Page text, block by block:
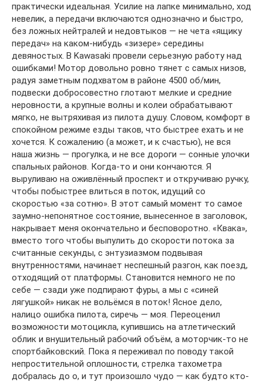
практически идеальная. Усилие на лапке минимально, ход
невелик, а передачи включаются однозначно и быстро,
без ложных нейтралей и недовтыков — не чета «ящику
передач» на каком-нибудь «зизере» середины
девяностых. В Kawasaki провели серьезную работу над
ошибками! Мотор довольно ровно тянет с самых низов,
радуя заметным подхватом в районе 4500 об/мин,
подвески добросовестно глотают мелкие и средние
неровности, а крупные волны и колеи обрабатывают
мягко, не вытряхивая из пилота душу. Словом, комфорт в
спокойном режиме езды таков, что быстрее ехать и не
хочется. К сожалению (а может, и к счастью), не вся
наша жизнь — прогулка, и не все дороги — сонные улочки
спальных районов. Когда-то и они кончаются. Я
выруливаю на оживлённый проспект и откручиваю ручку,
чтобы побыстрее влиться в поток, идущий со
скоростью «за сотню». В этот самый момент то самое
заумно-непонятное состояние, вынесенное в заголовок,
накрывает меня окончательно и бесповоротно. «Квака»,
вместо того чтобы выпулить до скорости потока за
считанные секунды, с энтузиазмом подвывая
внутренностями, начинает неспешный разгон, как поезд,
отходящий от платформы. Становится немного не по
себе — сзади уже подпирают фуры, а мы с «синей
лягушкой» никак не вольёмся в поток! Ясное дело,
налицо ошибка пилота, сиречь — моя. Переоценил
возможности мотоцикла, купившись на атлетический
облик и внушительный рабочий объём, а моторчик-то не
спортбайковский. Пока я переживал по поводу такой
непростительной оплошности, стрелка тахометра
добралась до о, и тут произошло чудо — как будто кто-